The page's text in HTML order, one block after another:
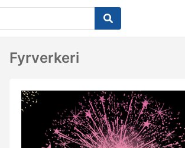
Fyrverkeri